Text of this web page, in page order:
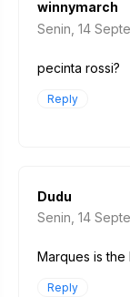
winnymarch
Senin, 14
pecinta rossi?
Reply
Dudu
Senin, 14
Marques is the
Reply